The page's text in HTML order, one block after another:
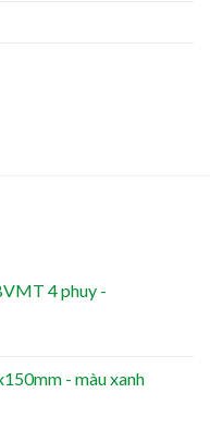
4 phuy -
- màu xanh